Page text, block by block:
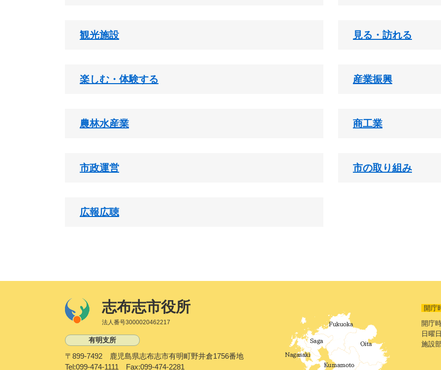
観光施設 見る・訪れる
楽しむ・体験する 産業振興
農林水産業 商工業
市政運営 市の取り組み
広報広聴
志布志市役所
法人番号3000020462217
有明支所
〒899-7492 鹿児島県志布志市有明町野井倉1756番地
Tel:099-474-1111 Fax:099-474-2281
開庁
開庁
日曜
施設